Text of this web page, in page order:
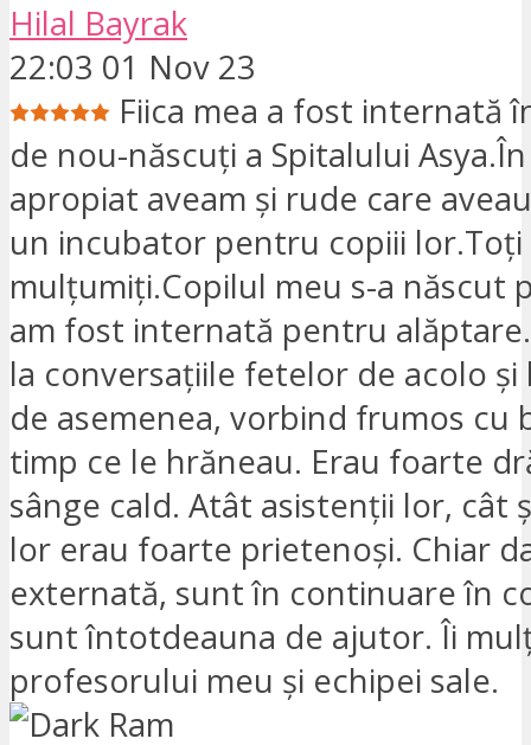
Hilal Bayrak
22:03 01 Nov 23
Fiica mea a fost internată
de nou-născuți a Spitalului
apropiat aveam și rude care
un incubator pentru copiii lor.Toți
mulțumiți.Copilul meu s-a născut
am fost internată pentru
la conversațiile fetelor de acolo și
de asemenea, vorbind frumos cu
timp ce le hrăneau. Erau foarte
sânge cald. Atât asistenții lor, cât
lor erau foarte prietenoși. Chiar
externată, sunt în continuare în
sunt întotdeauna de ajutor. Îi
profesorului meu și echipei sale.